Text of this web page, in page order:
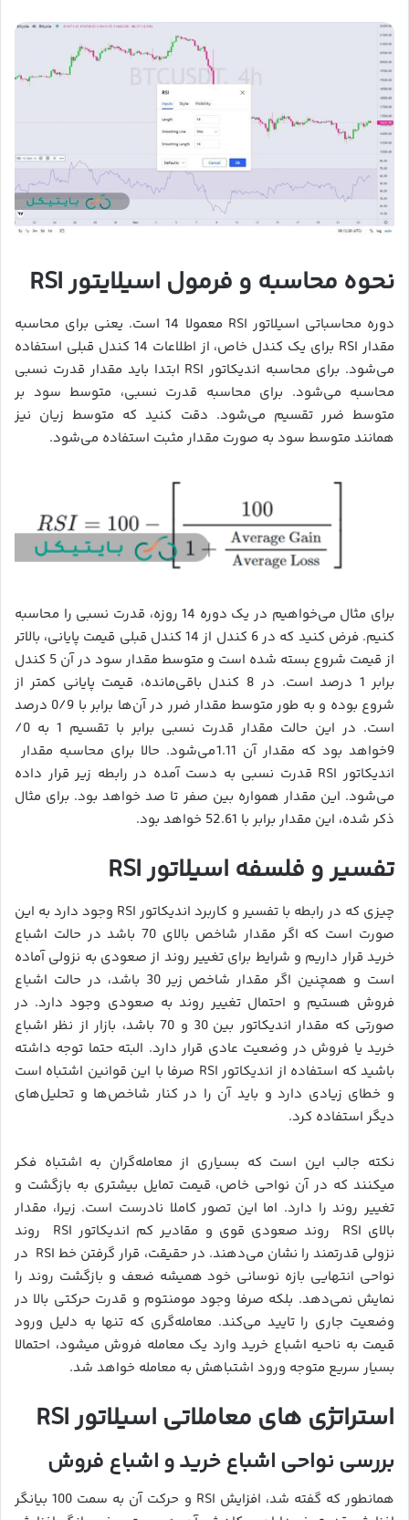
نحوه محاسبه و فرمول اسیلایتورRSI
دوره محاسباتی اسیلاتور RSI معمولا 14 است. یعنی برای محاسبه
مقدار RSI برای یک کندل خاص، از اطلاعات 14 کندل قبلی استفاده
می‌شود. برای محاسبه اندیکاتور RSI ابتدا باید مقدار قدرت نسبی
محاسبه می‌شود. برای محاسبه قدرت نسبی، متوسط سود بر
متوسط ضرر تقسیم می‌شود. دقت کنید که متوسط زیان نیز
همانند متوسط سود به صورت مقدار مثبت استفاده می‌شود.
برای مثال می‌خواهیم در یک دوره 14 روزه، قدرت نسبی را محاسبه
کنیم. فرض کنید که در 6 کندل از 14 کندل قبلی قیمت پایانی، بالاتر
از قیمت شروع بسته شده است و متوسط مقدار سود در آن‌ 5 کندل
برابر 1 درصد است. در 8 کندل باقی‌مانده، قیمت پایانی کمتر از
شروع بوده و به طور متوسط مقدار ضرر در آن‌ها برابر با 0/9 درصد
است. در این حالت مقدار قدرت نسبی برابر با تقسیم 1 به 0/
9خواهد بود که مقدار آن 1.11می‌شود. حالا برای محاسبه مقدار
اندیکاتور RSI قدرت نسبی به دست آمده در رابطه زیر قرار داده
می‌شود. این مقدار همواره بین صفر تا صد خواهد بود. برای مثال
ذکر شده، این مقدار برابر با 52.61 خواهد بود.
تفسیر و فلسفه اسیلاتورRSI
چیزی که در رابطه با تفسیر و کاربرد اندیکاتور RSI وجود دارد به این
صورت است که اگر مقدار شاخص بالای 70 باشد در حالت اشباع
خرید قرار داریم و شرایط برای تغییر روند از صعودی به نزولی آماده
است و همچنین اگر مقدار شاخص زیر 30 باشد، در حالت اشباع
فروش هستیم و احتمال تغییر روند به صعودی وجود دارد. در
صورتی که مقدار اندیکاتور بین 30 و 70 باشد، بازار از نظر اشباع
خرید یا فروش در وضعیت عادی قرار دارد. البته حتما توجه داشته
باشید که استفاده از اندیکاتور RSI صرفا با این قوانین اشتباه است
و خطای زیادی دارد و باید آن را در کنار شاخص‌ها و تحلیل‌های
دیگر استفاده کرد.
نکته جالب این است که بسیاری از معامله‌گران به اشتباه فکر
میکنند که در آن نواحی خاص، قیمت تمایل بیشتری به بازگشت و
تغییر روند را دارد. اما این تصور کاملا نادرست است. زیرا، مقدار
بالای RSI روند صعودی قوی و مقادیر کم اندیکاتور RSI روند
نزولی قدرتمند را نشان می‌دهند. در حقیقت، قرار گرفتن خط RSI در
نواحی انتهایی بازه نوسانی خود همیشه ضعف و بازگشت روند را
نمایش نمی‌دهد. بلکه صرفا وجود مومنتوم و قدرت حرکتی بالا در
وضعیت جاری را تایید می‌کند. معامله‌گری که تنها به دلیل ورود
قیمت به ناحیه اشباع خرید وارد یک معامله فروش میشود، احتمالا
بسیار سریع متوجه ورود اشتباهش به معامله خواهد شد.
استراتژی های معاملاتی اسیلاتورRSI
بررسی نواحی اشباع خرید و اشباع فروش
همانطور که گفته شد، افزایش RSI و حرکت آن به سمت 100 بیانگر